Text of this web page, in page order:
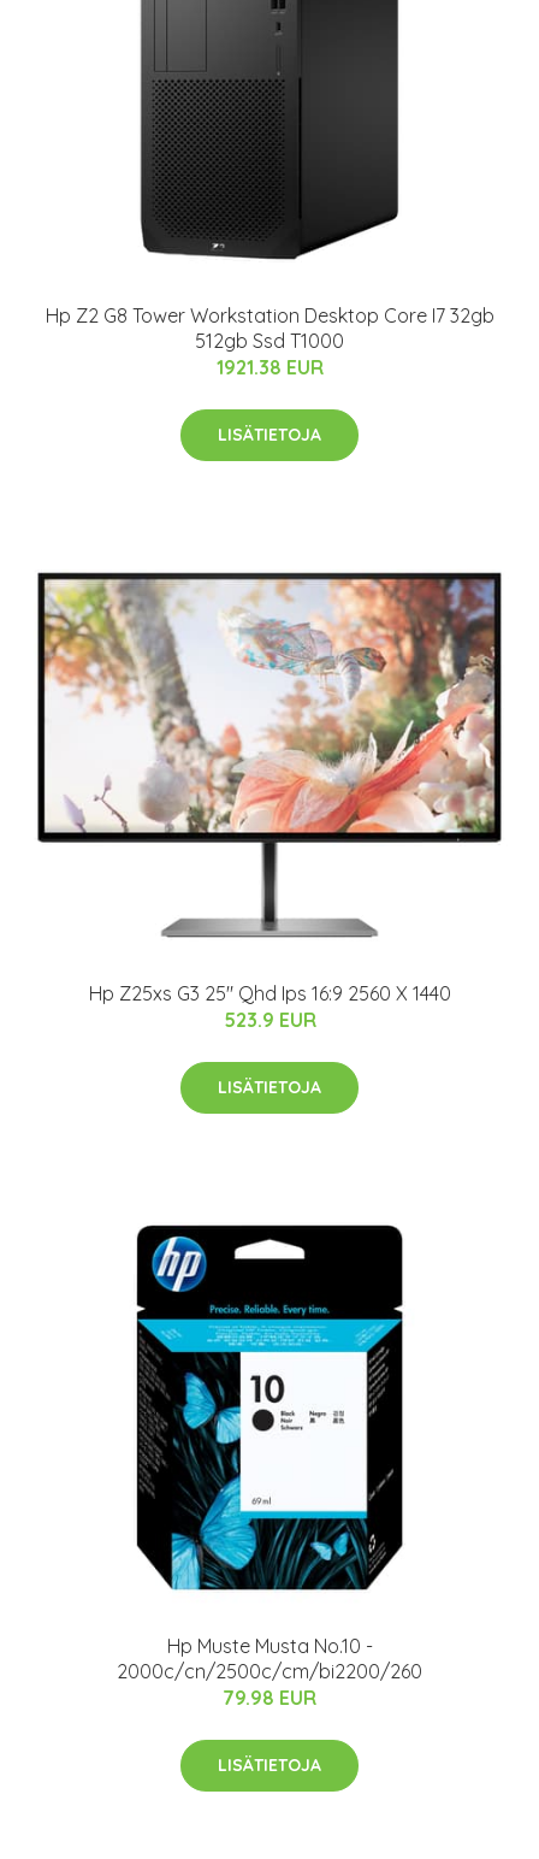
Hp Z2 G8 Tower Workstation Desktop Core I7 32gb
512gb Ssd T1000
1921.38 EUR
LISÄTIETOJA
Hp Z25xs G3 25" Qhd Ips 16:9 2560 X 1440
523.9 EUR
LISÄTIETOJA
Hp Muste Musta No.10 -
2000c/cn/2500c/cm/bi2200/260
79.98 EUR
LISÄTIETOJA